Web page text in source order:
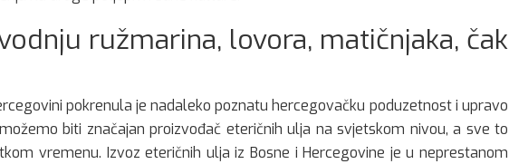
ružmarina, lovora, matičnjaka, čak
pokrenula je nadaleko poznatu hercegovačku poduzetnost i upravo
biti značajan proizvođač eteričnih ulja na svjetskom nivou, a sve to
vremenu. Izvoz eteričnih ulja iz Bosne i Hercegovine je u neprestanom